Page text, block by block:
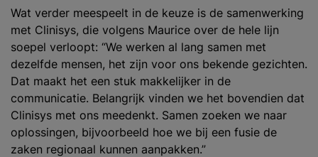
Wat verder meespeelt in de keuze is de samenwerking
met Clinisys, die volgens Maurice over de hele lijn
soepel verloopt: “We werken al lang samen met
dezelfde mensen, het zijn voor ons bekende gezichten.
Dat maakt het een stuk makkelijker in de
communicatie. Belangrijk vinden we het bovendien dat
Clinisys met ons meedenkt. Samen zoeken we naar
oplossingen, bijvoorbeeld hoe we bij een fusie de
zaken regionaal kunnen aanpakken.”